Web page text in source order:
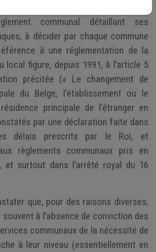
communal détaillant ses
à décider par chaque commune
à une réglementation de la
local figure, depuis 1991, à l’article 5
précitée (« Le changement de
du Belge, l'établissement ou le
principale de l'étranger en
par une déclaration faite dans
délais prescrits par le Roi, et
règlements communaux pris en
et surtout dans l’arrêté royal du 16
que, pour des raisons diverses,
à l’absence de conviction des
communaux de la nécessité de
à leur niveau (essentiellement en